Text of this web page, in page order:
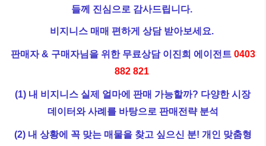
들께 진심으로 감사드립니다.
비지니스 매매 편하게 상담 받아보세요.
판매자 & 구매자님을 위한 무료상담 이진희 에이전트 0403
882 821
(1) 내 비지니스 실제 얼마에 판매 가능할까? 다양한 시장
데이터와 사례를 바탕으로 판매전략 분석
(2) 내 상황에 꼭 맞는 매물을 찾고 싶으신 분! 개인 맞춤형